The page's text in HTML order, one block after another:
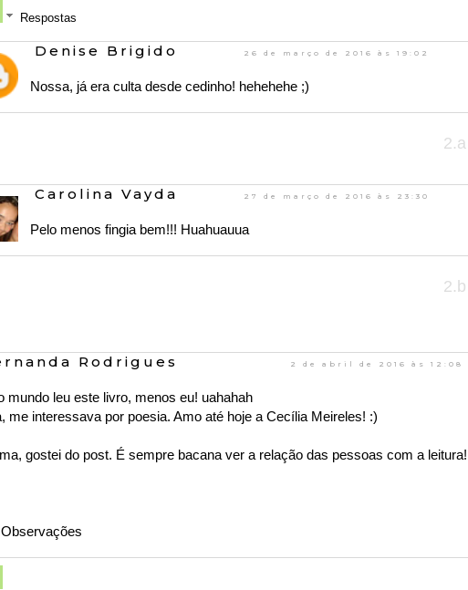
Respostas
Denise Brigido 26 de março de 2016 às 19:02
Nossa, já era culta desde cedinho! hehehehe ;)
Carolina Vayda 27 de março de 2016 às 23:30
Pelo menos fingia bem!!! Huahuauua
Rodrigues 2 de abril de 2016 às 12:08
mundo leu este livro, menos eu! uahahah
me interessava por poesia. Amo até hoje a Cecília Meireles! :)
gostei do post. É sempre bacana ver a relação das pessoas com a leitura!